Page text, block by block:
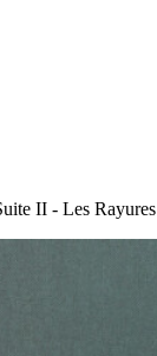
II - Les Rayures